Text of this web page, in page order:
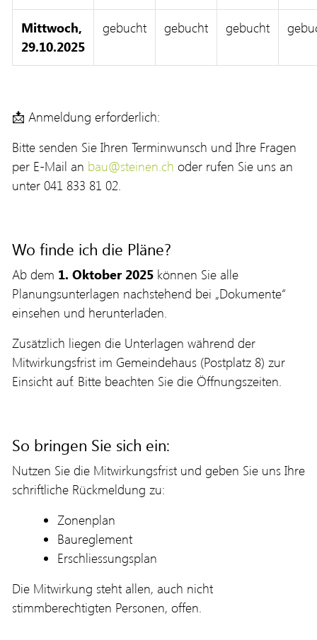
Mittwoch,
29.10.2025
gebucht gebucht gebucht
📩 Anmeldung erforderlich:
Bitte senden Sie Ihren Terminwunsch und Ihre Fragen
per E-Mail an bau@steinen.ch oder rufen Sie uns an
unter 041 833 81 02.
Wo finde ich die Pläne?
Ab dem 1. Oktober 2025 können Sie alle
Planungsunterlagen nachstehend bei „Dokumente“
einsehen und herunterladen.
Zusätzlich liegen die Unterlagen während der
Mitwirkungsfrist im Gemeindehaus (Postplatz 8) zur
Einsicht auf. Bitte beachten Sie die Öffnungszeiten.
So bringen Sie sich ein:
Nutzen Sie die Mitwirkungsfrist und geben Sie uns Ihre
schriftliche Rückmeldung zu:
Zonenplan
Baureglement
Erschliessungsplan
Die Mitwirkung steht allen, auch nicht
stimmberechtigten Personen, offen.